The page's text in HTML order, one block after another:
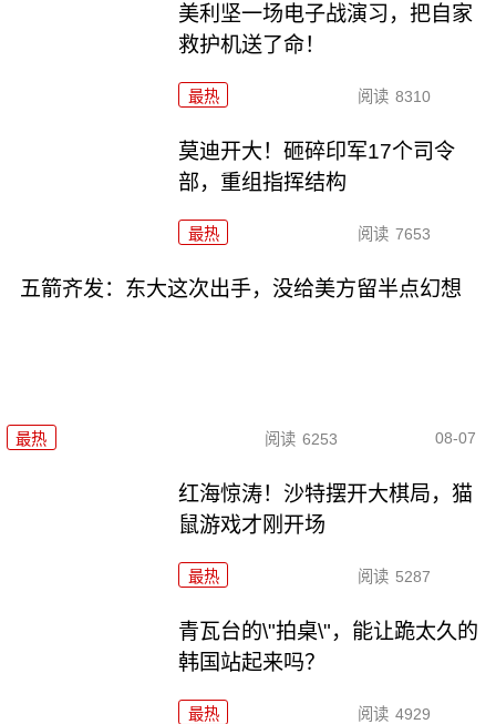
美利坚一场电子战演习，把自家
救护机送了命！
最热 阅读 8310
莫迪开大！砸碎印军17个司令
部，重组指挥结构
最热 阅读 7653
五箭齐发：东大这次出手，没给美方留半点幻想
最热 阅读 6253 08-07
红海惊涛！沙特摆开大棋局，猫
鼠游戏才刚开场
最热 阅读 5287
青瓦台的\"拍桌\"，能让跪太久的
韩国站起来吗？
最热 阅读 4929